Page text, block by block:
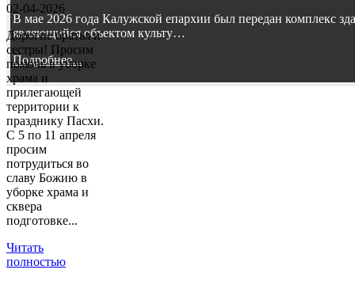
В мае 2026 года Калужской епархии был передан комплекс
являющийся объектом культу…
Подробнее...
02-04-2026
Дорогие братья и
сестры! Просим
помочь в уборке
храма и
прилегающей
территории к
празднику Пасхи.
С 5 по 11 апреля
просим
потрудиться во
славу Божию в
уборке храма и
сквера
подготовке...
Читать
полностью